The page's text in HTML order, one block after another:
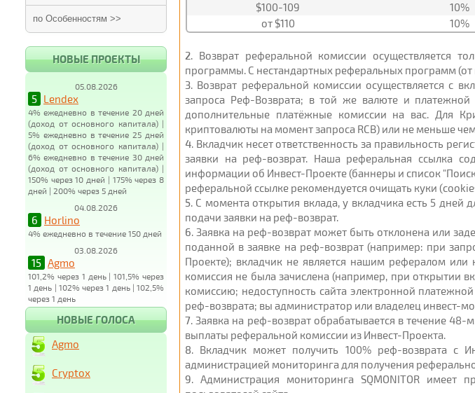
по Особенностям >>
НОВЫЕ ПРОЕКТЫ
05.08.2026
5 Lendex
4% ежедневно в течение 20 дней
(доход от основного капитала) |
5% ежедневно в течение 25 дней
(доход от основного капитала) |
6% ежедневно в течение 30 дней
(доход от основного капитала) |
150% через 10 дней | 175% через 8
дней | 200% через 5 дней
04.08.2026
6 Horlino
4% ежедневно в течение 150 дней
03.08.2026
15 Agmo
101,2% через 1 день | 101,5% через
1 день | 102% через 1 день | 102,5%
через 1 день
$100-109
10%
от $110
10%
2. Возврат реферальной комиссии осуществляется
программы. С нестандартных реферальных программ (от
3. Возврат реферальной комиссии осуществляется с
запроса Реф-Возврата; в той же валюте и
дополнительные платёжные комиссии на вас. Для
криптовалюты на момент запроса RCB) или не меньше
4. Вкладчик несет ответственность за правильность
заявки на реф-возврат. Наша реферальная ссылка
информации об Инвест-Проекте (баннеры и список
реферальной ссылке рекомендуется очищать куки
5. С момента открытия вклада, у вкладчика есть 5 дней
подачи заявки на реф-возврат.
6. Заявка на реф-возврат может быть отклонена или
поданной в заявке на реф-возврат (например: при
Проекте); вкладчик не является нашим рефералом
комиссия не была зачислена (например, при открытии
комиссию; недоступность сайта электронной
реф-возврата; вы администратор или владелец инвест-
7. Заявка на реф-возврат обрабатывается в течение
выплаты реферальной комиссии из Инвест-Проекта.
8. Вкладчик может получить 100% реф-возврата с
администрацией мониторинга для получения
9. Администрация мониторинга SQMONITOR имеет
НОВЫЕ ГОЛОСА
Agmo
Cryptox